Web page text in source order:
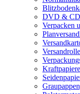
DVD & CD
Verpacken